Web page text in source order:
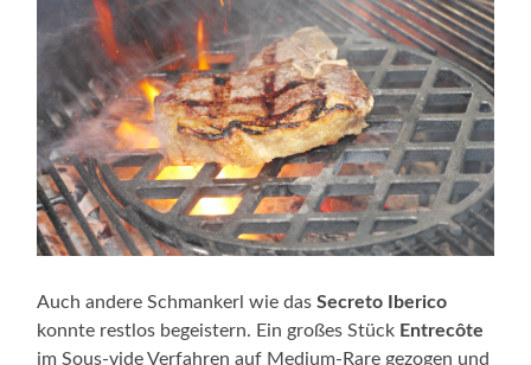
Auch andere Schmankerl wie dasSecreto Iberico
konnte restlos begeistern. Ein großes Stück Entrecôte
im Sous-vide Verfahren auf Medium-Rare gezogen und